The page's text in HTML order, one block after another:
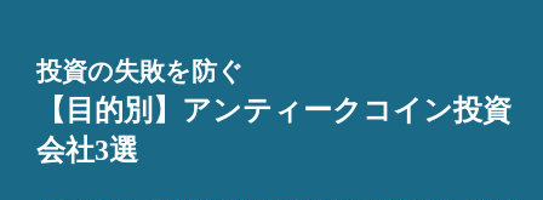
投資の失敗を防ぐ
【目的別】アンティークコイン投資
会社3選